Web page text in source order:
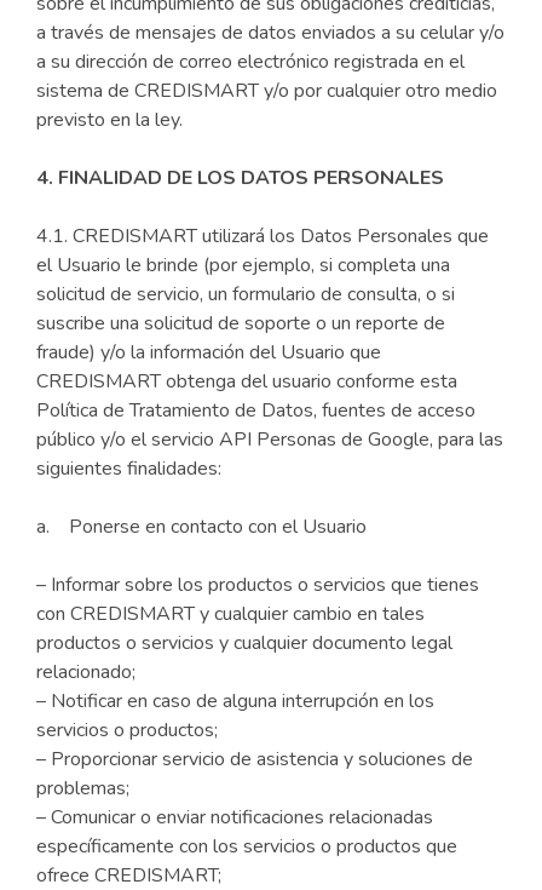
a través de mensajes de datos enviados a su celular y/o
a su dirección de correo electrónico registrada en el
sistema de CREDISMART y/o por cualquier otro medio
previsto en la ley.
4. FINALIDAD DE LOS DATOS PERSONALES
4.1. CREDISMART utilizará los Datos Personales que
el Usuario le brinde (por ejemplo, si completa una
solicitud de servicio, un formulario de consulta, o si
suscribe una solicitud de soporte o un reporte de
fraude) y/o la información del Usuario que
CREDISMART obtenga del usuario conforme esta
Política de Tratamiento de Datos, fuentes de acceso
público y/o el servicio API Personas de Google, para las
siguientes finalidades:
a. Ponerse en contacto con el Usuario
– Informar sobre los productos o servicios que tienes
con CREDISMART y cualquier cambio en tales
productos o servicios y cualquier documento legal
relacionado;
– Notificar en caso de alguna interrupción en los
servicios o productos;
– Proporcionar servicio de asistencia y soluciones de
problemas;
– Comunicar o enviar notificaciones relacionadas
específicamente con los servicios o productos que
ofrece CREDISMART;